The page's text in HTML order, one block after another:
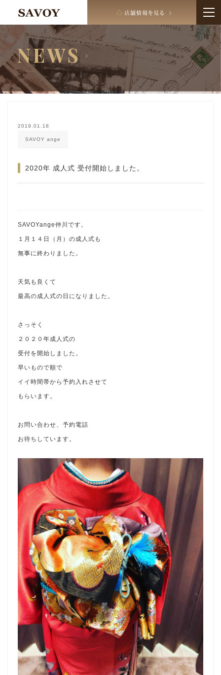
2019.01.18
SAVOY ange
2020年 成人式 受付開始しました。
SAVOYange仲川です。
１月１４日（月）の成人式も
無事に終わりました。
天気も良くて
最高の成人式の日になりました。
さっそく
２０２０年成人式の
受付を開始しました。
早いもので順で
イイ時間帯から予約入れさせて
もらいます。
お問い合わせ、予約電話
お待ちしています。